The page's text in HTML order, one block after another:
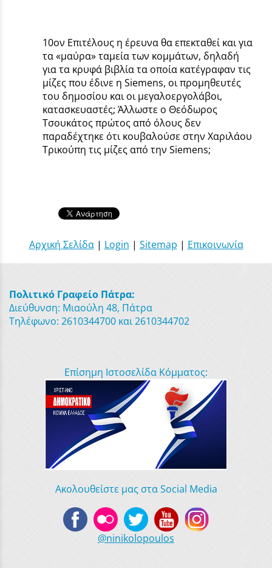
10ον Επιτέλους η έρευνα θα επεκταθεί και για
τα «μαύρα» ταμεία των κομμάτων, δηλαδή
για τα κρυφά βιβλία τα οποία κατέγραφαν τις
μίζες που έδινε η Siemens, οι προμηθευτές
του δημοσίου και οι μεγαλοεργολάβοι,
κατασκευαστές; Άλλωστε ο Θεόδωρος
Τσουκάτος πρώτος από όλους δεν
παραδέχτηκε ότι κουβαλούσε στην Χαριλάου
Τρικούπη τις μίζες από την Siemens;
Αρχική Σελίδα| Login | Sitemap | Επικοινωνία
Πολιτικό Γραφείο Πάτρα:
Διεύθυνση: Μιαούλη 48, Πάτρα
Τηλέφωνο: 2610344700 και 2610344702
Επίσημη Ιστοσελίδα Κόμματος:
Ακολουθείστε μας στα Social Media
@ninikolopoulos